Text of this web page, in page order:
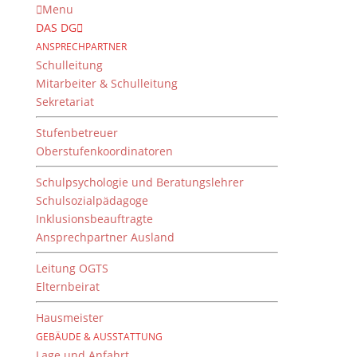
Menu
DAS DG
ANSPRECHPARTNER
Schulleitung
Mitarbeiter & Schulleitung
Sekretariat
Stufenbetreuer
Oberstufenkoordinatoren
Schulpsychologie und Beratungslehrer
Schulsozialpädagoge
Inklusionsbeauftragte
Ansprechpartner Ausland
Leitung OGTS
Elternbeirat
Hausmeister
GEBÄUDE & AUSSTATTUNG
7c Snowman Challenge
von Gertrud Merz
Nach den heftigen Schneefällen der letzten Wochen